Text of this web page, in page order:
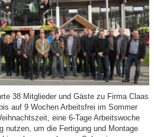
38 Mitglieder und Gäste zu Firma Claas
auf 9 Wochen Arbeitsfrei im Sommer
eine 6-Tage Arbeitswoche
nutzen, um die Fertigung und Montage